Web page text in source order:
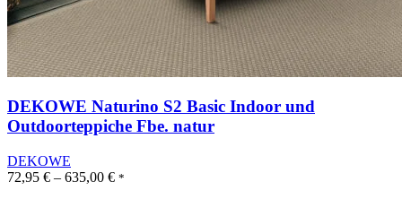
DEKOWE Naturino S2 Basic Indoor und
Outdoorteppiche Fbe. natur
DEKOWE
72,95 € – 635,00 € *